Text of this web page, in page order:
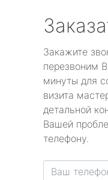
Закажите
перезвоним
минуты для
визита
детальной
Вашей
телефону.